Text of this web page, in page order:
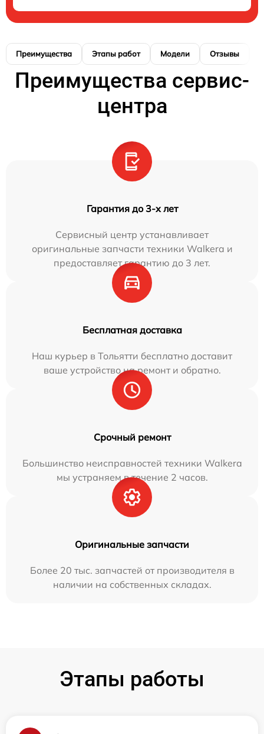
Преимущества Этапы работ Модели Отзывы
Преимущества сервис-
центра
Гарантия до 3-х лет
Сервисный центр устанавливает
оригинальные запчасти техники Walkera и
предоставляет гарантию до 3 лет.
Бесплатная доставка
Наш курьер в Тольятти бесплатно доставит
ваше устройство на ремонт и обратно.
Срочный ремонт
Большинство неисправностей техники Walkera
мы устраняем в течение 2 часов.
Оригинальные запчасти
Более 20 тыс. запчастей от производителя в
наличии на собственных складах.
Этапы работы